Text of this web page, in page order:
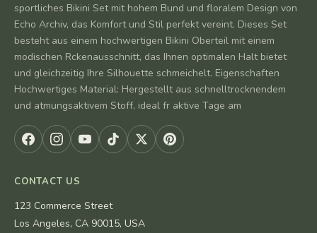
sportliches Bikini Set mit hohem Bund und floralem Design von
Echo Archiv, das Komfort und Stil perfekt vereint. Dieses Set
besteht aus einem hochwertigen Bikini Oberteil mit einem
modischen Rckenausschnitt, das Ihnen optimalen Halt bietet
und gleichzeitig Ihre Silhouette schmeichelt. Eigenschaften
Hochwertiges Material: Hergestellt aus schnelltrocknendem
und atmungsaktivem Stoff, ideal fr aktive Tage am
CONTACT US
123 Commerce Street
Los Angeles, CA 90015, USA